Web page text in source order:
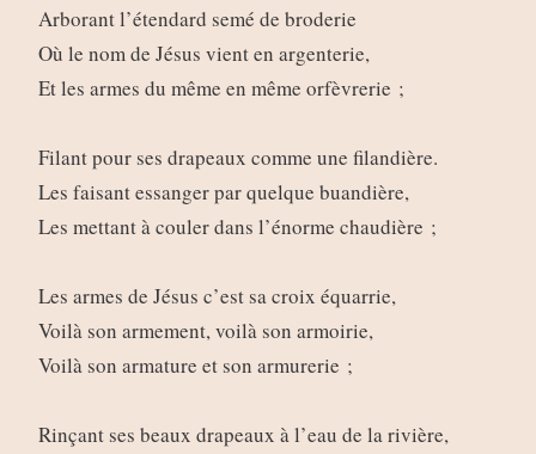
Arborant l’étendard semé de broderie
Où le nom de Jésus vient en argenterie,
Et les armes du même en même orfèvrerie ;
Filant pour ses drapeaux comme une filandière.
Les faisant essanger par quelque buandière,
Les mettant à couler dans l’énorme chaudière ;
Les armes de Jésus c’est sa croix équarrie,
Voilà son armement, voilà son armoirie,
Voilà son armature et son armurerie ;
Rinçant ses beaux drapeaux à l’eau de la rivière,